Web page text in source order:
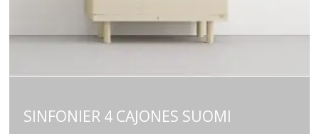
SINFONIER 4 CAJONES SUOMI